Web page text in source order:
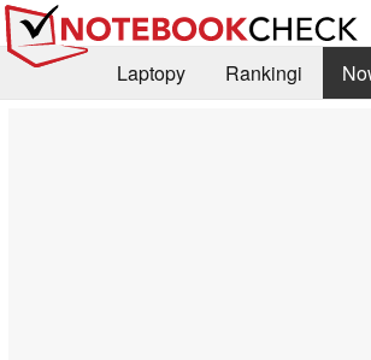
Laptopy Rankingi